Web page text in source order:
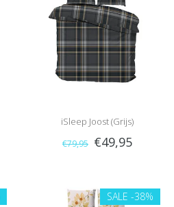
iSleep Joost (Grijs)
€79,95 €49,95
SALE -38%